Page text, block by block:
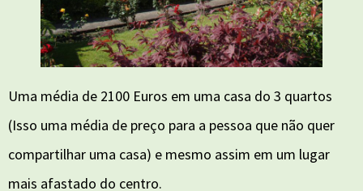
Uma média de 2100 Euros em uma casa do 3 quartos
(Isso uma média de preço para a pessoa que não quer
compartilhar uma casa) e mesmo assim em um lugar
mais afastado do centro.